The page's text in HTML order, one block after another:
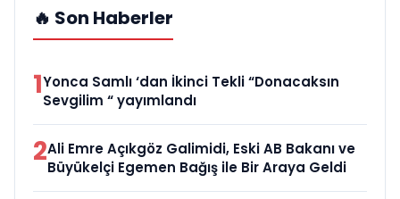
🔥 Son Haberler
1Yonca Samlı ‘dan İkinci Tekli “Donacaksın
Sevgilim “ yayımlandı
2Ali Emre Açıkgöz Galimidi, Eski AB Bakanı ve
Büyükelçi Egemen Bağış ile Bir Araya Geldi